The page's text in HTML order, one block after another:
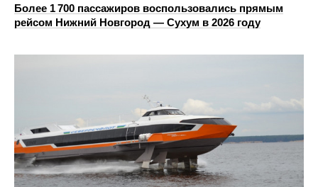
Более 1 700 пассажиров воспользовались прямым
рейсом Нижний Новгород — Сухум в 2026 году